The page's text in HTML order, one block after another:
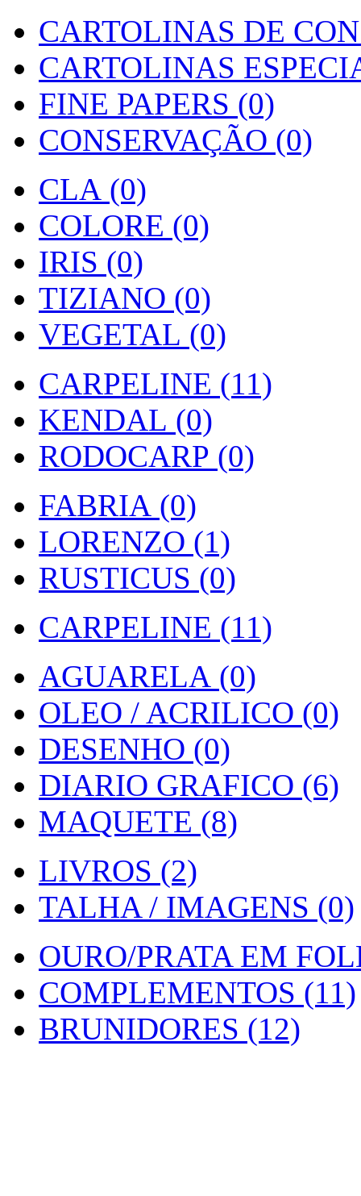
CARTOLINAS DE
CARTOLINAS
FINE PAPERS (0)
CONSERVAÇÃO (0)
CLA (0)
COLORE (0)
IRIS (0)
TIZIANO (0)
VEGETAL (0)
CARPELINE (11)
KENDAL (0)
RODOCARP (0)
FABRIA (0)
LORENZO (1)
RUSTICUS (0)
CARPELINE (11)
AGUARELA (0)
OLEO / ACRILICO (0)
DESENHO (0)
DIARIO GRAFICO (6)
MAQUETE (8)
LIVROS (2)
TALHA / IMAGENS (0)
OURO/PRATA EM
COMPLEMENTOS (11)
BRUNIDORES (12)